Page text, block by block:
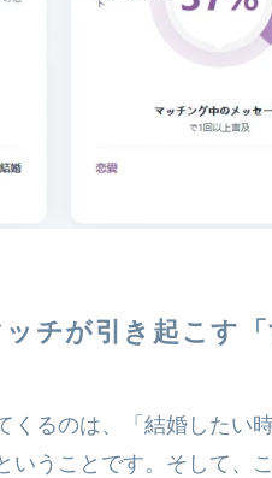
チが引き起こす「
くるのは、「結婚したい
いうことです。そして、